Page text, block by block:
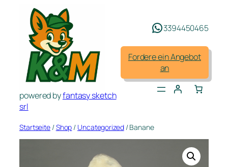
springen
powered byfantasy sketch
srl
3394450465
Fordere ein Angebot
an
Startseite /Shop / Uncategorized/ Banane